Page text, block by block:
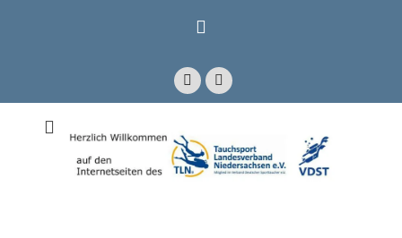
FacebookE-
Mail
Tauchsport
Landesverband